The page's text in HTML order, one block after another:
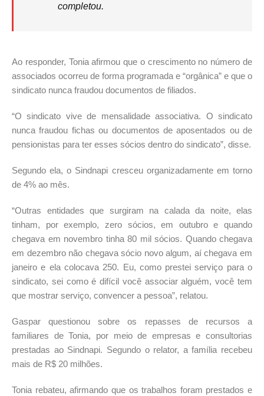
completou.
Ao responder, Tonia afirmou que o crescimento no número de
associados ocorreu de forma programada e “orgânica” e que o
sindicato nunca fraudou documentos de filiados.
“O sindicato vive de mensalidade associativa. O sindicato
nunca fraudou fichas ou documentos de aposentados ou de
pensionistas para ter esses sócios dentro do sindicato”, disse.
Segundo ela, o Sindnapi cresceu organizadamente em torno
de 4% ao mês.
“Outras entidades que surgiram na calada da noite, elas
tinham, por exemplo, zero sócios, em outubro e quando
chegava em novembro tinha 80 mil sócios. Quando chegava
em dezembro não chegava sócio novo algum, aí chegava em
janeiro e ela colocava 250. Eu, como prestei serviço para o
sindicato, sei como é difícil você associar alguém, você tem
que mostrar serviço, convencer a pessoa”, relatou.
Gaspar questionou sobre os repasses de recursos a
familiares de Tonia, por meio de empresas e consultorias
prestadas ao Sindnapi. Segundo o relator, a família recebeu
mais de R$ 20 milhões.
Tonia rebateu, afirmando que os trabalhos foram prestados e